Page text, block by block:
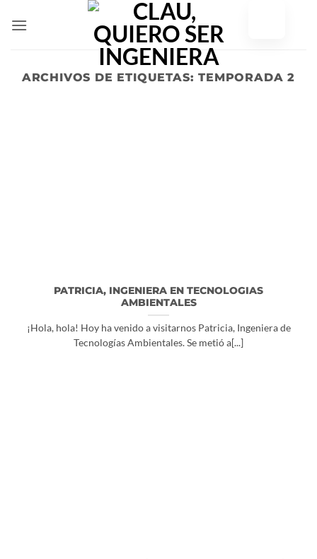
ARCHIVOS DE ETIQUETAS:TEMPORADA 2
PATRICIA, INGENIERA EN TECNOLOGIAS
AMBIENTALES
¡Hola, hola! Hoy ha venido a visitarnos Patricia, Ingeniera de
Tecnologías Ambientales. Se metió a[...]